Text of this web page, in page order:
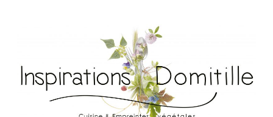
Skip
to
content